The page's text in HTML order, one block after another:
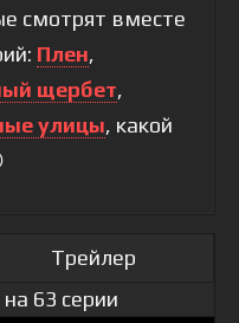
смотрят вместе
Плен,
щербет,
улицы, какой
Трейлер
63 серии